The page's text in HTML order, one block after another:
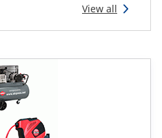
View all